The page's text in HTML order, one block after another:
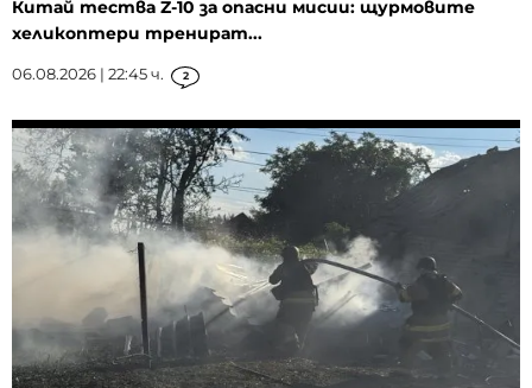
Китай тества Z-10 за опасни мисии: щурмовите
хеликоптери тренират...
06.08.2026 | 22:45 ч. 2